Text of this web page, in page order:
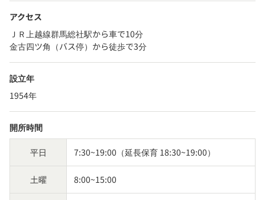
アクセス
ＪＲ上越線群馬総社駅から車で10分
金古四ツ角（バス停）から徒歩で3分
設立年
1954年
開所時間
平日 7:30~19:00（延長保育 18:30~19:00）
土曜 8:00~15:00